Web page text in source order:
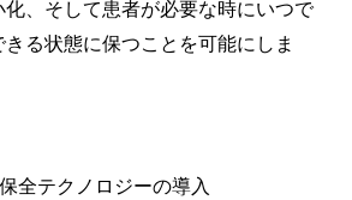
化、そして患者が必要な時にいつで
る状態に保つことを可能にしま
全テクノロジーの導入